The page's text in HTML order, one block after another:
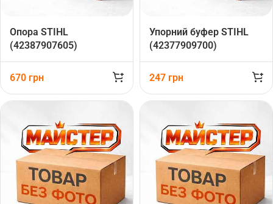
Опора STIHL
(42387907605)
670 грн
Упорний буфер STIHL
(42377909700)
247 грн